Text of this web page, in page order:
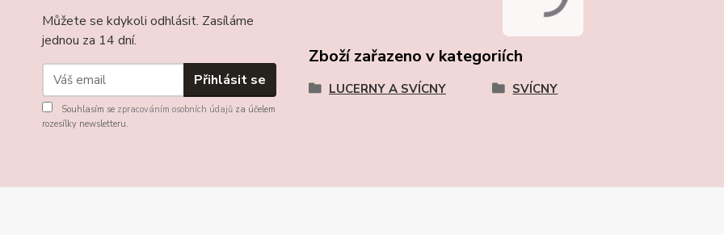
Můžete se kdykoli odhlásit. Zasíláme
jednou za 14 dní.
Přihlásit se
Souhlasím se zpracováním osobních údajů za účelem
rozesílky newsletteru.
Zboží zařazeno v kategoriích
LUCERNY A SVÍCNY SVÍCNY